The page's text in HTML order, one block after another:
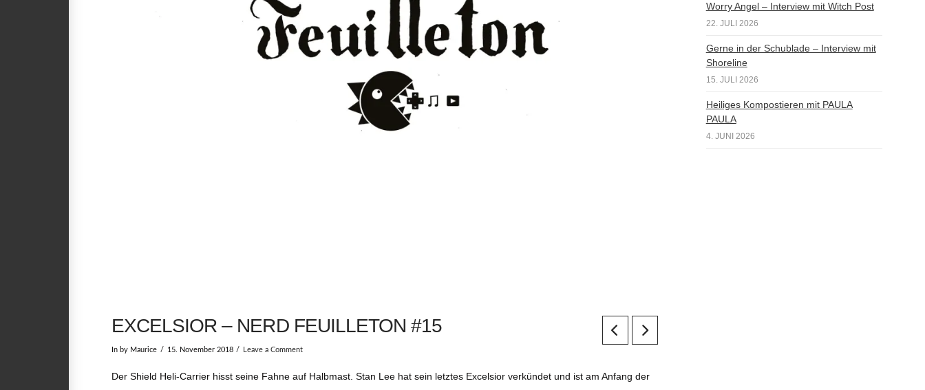
EXCELSIOR – NERD FEUILLETON #15
In by Maurice 15. November 2018 Leave a Comment
Der Shield Heli-Carrier hisst seine Fahne auf Halbmast. Stan Lee hat sein letztes Excelsior verkündet und ist am Anfang der
Worry Angel – Interview mit Witch Post
22. JULI 2026
Gerne in der Schublade – Interview mit
Shoreline
15. JULI 2026
Heiliges Kompostieren mit PAULA
PAULA
4. JUNI 2026